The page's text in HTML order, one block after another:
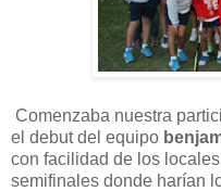
Comenzaba nuestra
el debut del equipo
con facilidad de los
semifinales donde harían